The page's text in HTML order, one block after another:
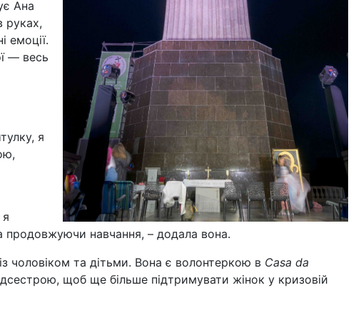
Ана
руках,
емоції.
— весь
я
продовжуючи навчання, – додала вона.
чоловіком та дітьми. Вона є волонтеркою в Casa da
щоб ще більше підтримувати жінок у кризовій